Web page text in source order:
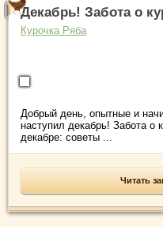
Декабрь! Забота о
Курочка Ряба
Добрый день, опытные и
наступил декабрь! Забота о
декабре: советы ...
Читать